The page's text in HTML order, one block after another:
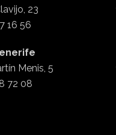
23
16 56
Menis, 5
72 08